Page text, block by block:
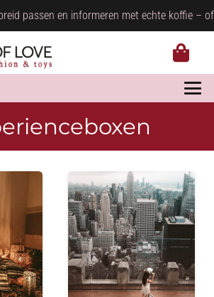
passen en informeren met echte koffie –